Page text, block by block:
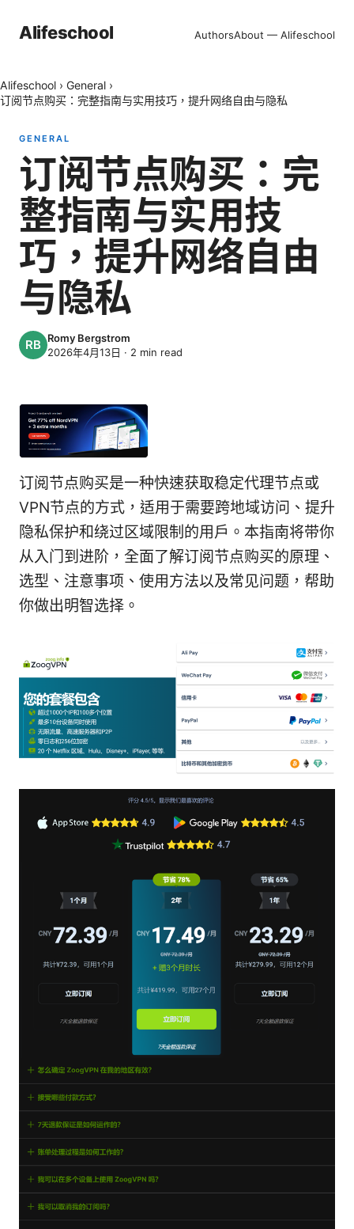
Alifeschool AuthorsAbout — Alifeschool
Alifeschool › General ›
订阅节点购买：完整指南与实用技巧，提升网络自由与隐私
GENERAL
订阅节点购买：完
整指南与实用技
巧，提升网络自由
与隐私
Romy Bergstrom
2026年4月13日 · 2 min read
订阅节点购买是一种快速获取稳定代理节点或
VPN节点的方式，适用于需要跨地域访问、提升
隐私保护和绕过区域限制的用户。本指南将带你
从入门到进阶，全面了解订阅节点购买的原理、
选型、注意事项、使用方法以及常见问题，帮助
你做出明智选择。